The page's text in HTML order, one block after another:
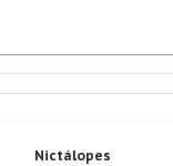
Nictálopes